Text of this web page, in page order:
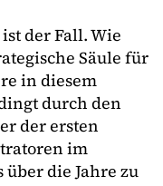
der Fall. Wie
Säule für
in diesem
durch den
der ersten
im
die Jahre zu